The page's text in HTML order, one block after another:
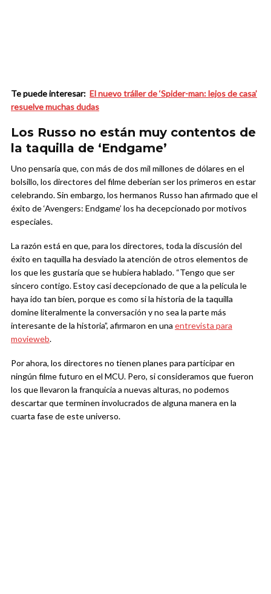
Te puede interesar: El nuevo tráiler de ‘Spider-man: lejos de casa’
resuelve muchas dudas
Los Russo no están muy contentos de
la taquilla de ‘Endgame’
Uno pensaría que, con más de dos mil millones de dólares en el
bolsillo, los directores del filme deberían ser los primeros en estar
celebrando. Sin embargo, los hermanos Russo han afirmado que el
éxito de ‘Avengers: Endgame’ los ha decepcionado por motivos
especiales.
La razón está en que, para los directores, toda la discusión del
éxito en taquilla ha desviado la atención de otros elementos de
los que les gustaría que se hubiera hablado. “Tengo que ser
sincero contigo. Estoy casi decepcionado de que a la película le
haya ido tan bien, porque es como si la historia de la taquilla
domine literalmente la conversación y no sea la parte más
interesante de la historia”, afirmaron en una entrevista para
movieweb.
Por ahora, los directores no tienen planes para participar en
ningún filme futuro en el MCU. Pero, si consideramos que fueron
los que llevaron la franquicia a nuevas alturas, no podemos
descartar que terminen involucrados de alguna manera en la
cuarta fase de este universo.